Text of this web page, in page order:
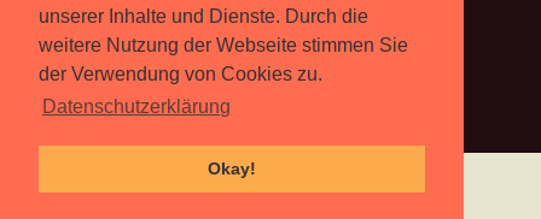
unserer Inhalte und Dienste. Durch die
weitere Nutzung der Webseite stimmen Sie
der Verwendung von Cookies zu.
Datenschutzerklärung
Okay!
Rebell.atberichtet seit 2003
unabhängig über Computer-
und Videospiele. ( Impressum )